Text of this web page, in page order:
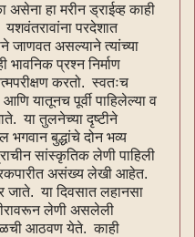
हा मरीन ड्राईव्ह काही
परदेशात
जाणवत असल्याने त्यांच्या
भावनिक प्रश्न निर्माण
करतो. स्वतःच
यातूनच पूर्वी पाहिलेल्या व
या तुलनेच्या दृष्टीने
भगवान बुद्धांचे दोन भव्य
सांस्कृतिक लेणी पाहिली
असंख्य लेखी आहेत.
जाते. या दिवसात लहानसा
लेणी असलेली
आठवण येते. काही